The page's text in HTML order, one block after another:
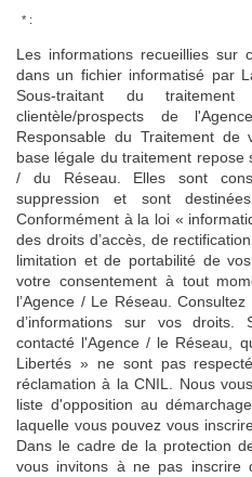
* :
Les informations recueillies sur
dans un fichier informatisé par
Sous-traitant du
clientèle/prospects de
Responsable du Traitement de
base légale du traitement
/ du Réseau. Elles sont
suppression et sont
Conformément à la loi «
des droits d’accès, de
limitation et de portabilité de
votre consentement à tout
l’Agence / Le Réseau. Consultez
d’informations sur vos
contacté l'Agence / le Réseau,
Libertés » ne sont pas
réclamation à la CNIL. Nous
liste d'opposition au
laquelle vous pouvez vous
Dans le cadre de la protection
vous invitons à ne pas inscrire